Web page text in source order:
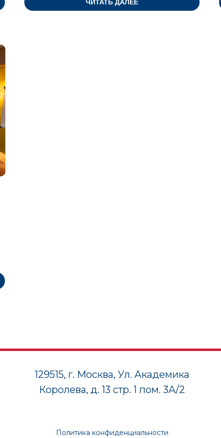
ЧИТАТЬ ДАЛЕЕ
129515, г. Москва, Ул. Академика
Королева, д. 13 стр. 1 пом. 3А/2
Политика конфиденциальности